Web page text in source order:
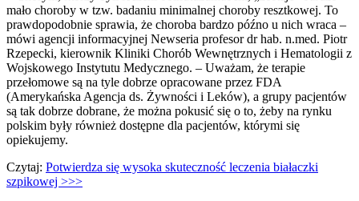
mało choroby w tzw. badaniu minimalnej choroby resztkowej. To
prawdopodobnie sprawia, że choroba bardzo późno u nich wraca –
mówi agencji informacyjnej Newseria profesor dr hab. n.med. Piotr
Rzepecki, kierownik Kliniki Chorób Wewnętrznych i Hematologii z
Wojskowego Instytutu Medycznego. – Uważam, że terapie
przełomowe są na tyle dobrze opracowane przez FDA
(Amerykańska Agencja ds. Żywności i Leków), a grupy pacjentów
są tak dobrze dobrane, że można pokusić się o to, żeby na rynku
polskim były również dostępne dla pacjentów, którymi się
opiekujemy.
Czytaj: Potwierdza się wysoka skuteczność leczenia białaczki
szpikowej >>>